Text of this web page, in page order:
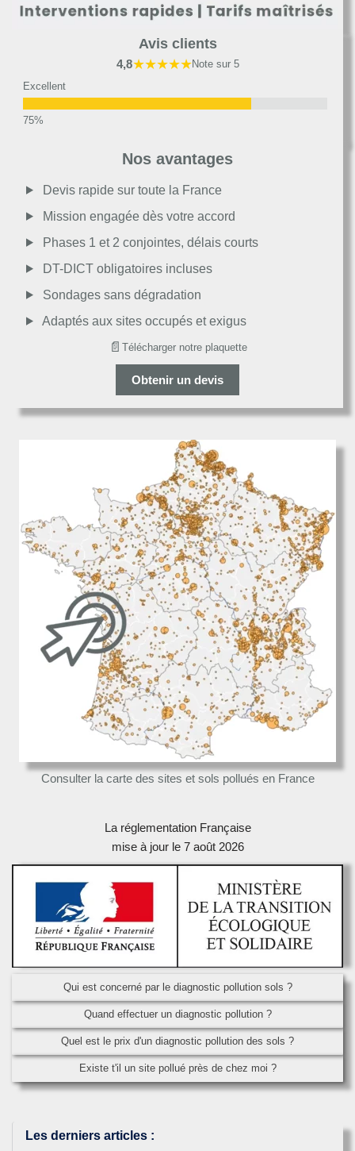
Avis clients
4,8★★★★★Note sur 5
Excellent
Moyen
Passable
Décevant
Nos avantages
Devis rapide sur toute la France
Mission engagée dès votre accord
Phases 1 et 2 conjointes, délais courts
DT-DICT obligatoires incluses
Sondages sans dégradation
Adaptés aux sites occupés et exigus
📄 Télécharger notre plaquette
Obtenir un devis
Consulter la carte des sites et sols pollués en France
La réglementation Française
mise à jour le 7 août 2026
Qui est concerné par le diagnostic pollution sols ?
Quand effectuer un diagnostic pollution ?
Quel est le prix d'un diagnostic pollution des sols ?
Existe t'il un site pollué près de chez moi ?
Les derniers articles :